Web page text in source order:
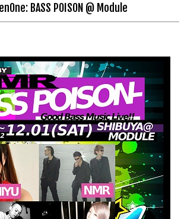
BASS POISON @ Module